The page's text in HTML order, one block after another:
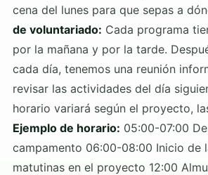
cena del lunes para que sepas a
de voluntariado: Cada programa
por la mañana y por la tarde.
cada día, tenemos una reunión
revisar las actividades del día
horario variará según el proyecto,
Ejemplo de horario: 05:00-07:00
campamento 06:00-08:00 Inicio de
matutinas en el proyecto 12:00